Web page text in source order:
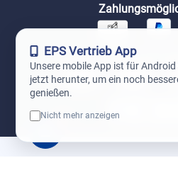
Unsere
EPS Vertrieb App
Unsere mobile App ist für
jetzt herunter, um ein noch
genießen.
Nicht mehr anzeigen